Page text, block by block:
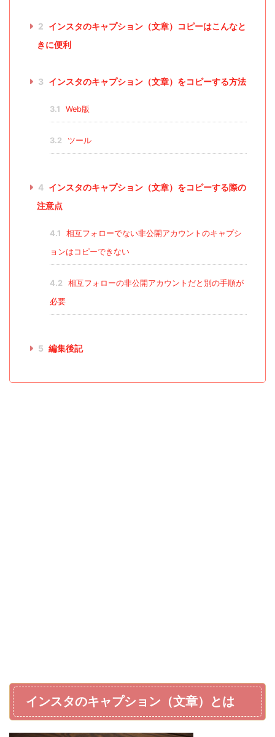
2 インスタのキャプション（文章）コピーはこんなと
きに便利
3 インスタのキャプション（文章）をコピーする方法
3.1 Web版
3.2 ツール
4 インスタのキャプション（文章）をコピーする際の
注意点
4.1
相互フォローでない非公開アカウントのキャプシ
ョンはコピーできない
4.2
相互フォローの非公開アカウントだと別の手順が
必要
5 編集後記
インスタのキャプション（文章）とは